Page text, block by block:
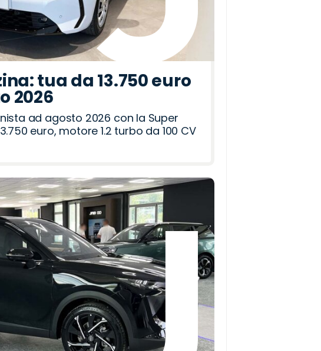
tua da 13.750 euro
2026
ad agosto 2026 con la Super
euro, motore 1.2 turbo da 100 CV